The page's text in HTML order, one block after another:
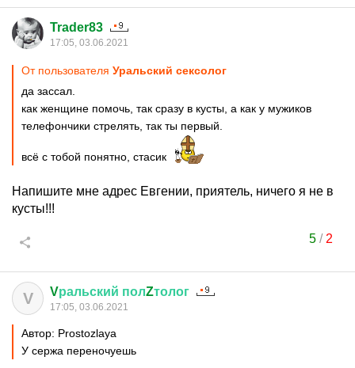
Trader83
17:05, 03.06.2021
От пользователя Уральский сексолог
да зассал.
как женщине помочь, так сразу в кусты, а как у мужиков
телефончики стрелять, так ты первый.
всё с тобой понятно, стасик
Напишите мне адрес Евгении, приятель, ничего я не в
кусты!!!
5/ 2
V Vральский полZтолог
17:05, 03.06.2021
Автор: Prostozlaya
У сержа переночуешь